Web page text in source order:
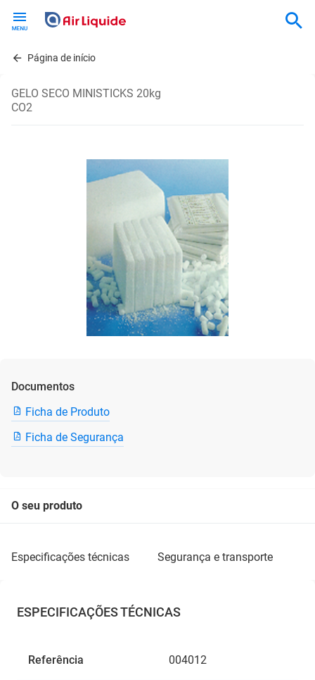
contentPágina de início
GELO SECO MINISTICKS 20kg
CO2
Documentos
Ficha de Produto
Ficha de Segurança
O seu produto
especificações técnicas segurança e transporte
ESPECIFICAÇÕES TÉCNICAS
Referência 004012